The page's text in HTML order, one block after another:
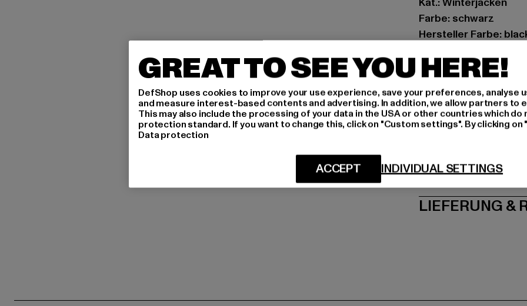
Farbe: schwarz
Hersteller Farbe:
Art.Nr: BD5032-01563
Hersteller: Brandit
Spichernstraße 6a |
LIEFERUNG &
GREAT TO SEE YOU HERE!
DefShop uses cookies to improve your use experience, save your preferences, analyse
and measure interest-based contents and advertising. In addition, we allow partners to
This may also include the processing of your data in the USA or other countries which do
protection standard. If you want to change this, click on "Custom settings". By clicking
Data protection
INDIVIDUAL SETTINGS
ACCEPT